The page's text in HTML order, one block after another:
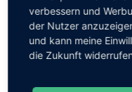
Kratzer- &
Wir entfernen Kratzer und
steigert den Wert Ihres
verbessern und
der Nutzer
und kann meine
die Zukunft